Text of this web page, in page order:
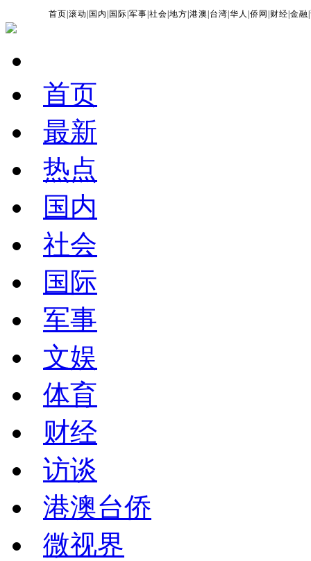
首页 |滚动 国内 国际 |军事 |社会 |地方 |港澳 台湾 |华人 |侨网 财经 |金融 |
首页
最新
热点
国内
社会
国际
军事
文娱
体育
财经
访谈
港澳台侨
微视界